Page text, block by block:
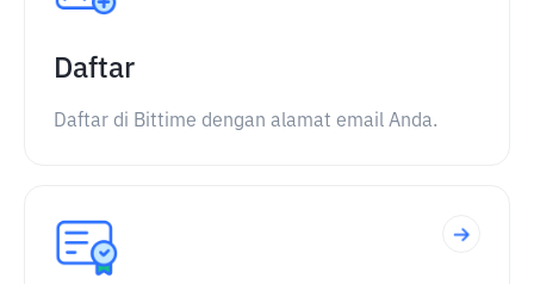
Daftar
Daftar di Bittime dengan alamat email Anda.